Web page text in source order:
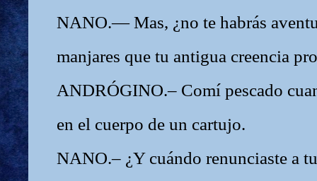
NANO.— Mas, ¿no te habrás
manjares que tu antigua creencia
ANDRÓGINO.– Comí pescado
en el cuerpo de un cartujo.
NANO.– ¿Y cuándo renunciaste a